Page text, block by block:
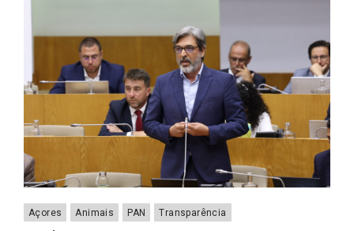
Açores Animais PAN Transparência